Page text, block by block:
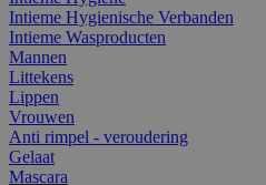
Intieme Hygienische Verbanden
Intieme Wasproducten
Mannen
Littekens
Lippen
Vrouwen
Anti rimpel - veroudering
Gelaat
Mascara